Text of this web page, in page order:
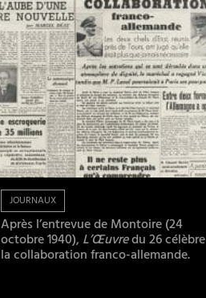
JOURNAUX
Après l’entrevue de Montoire (24
octobre 1940), L’Œuvredu 26 célèbre
la collaboration franco-allemande.